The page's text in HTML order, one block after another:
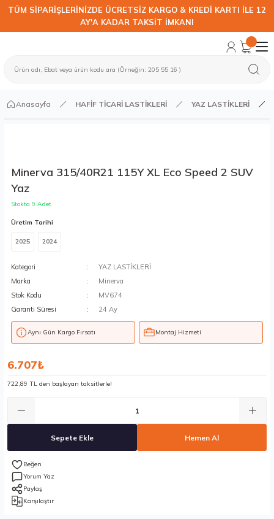
TÜM SİPARİŞLERİNİZDE ÜCRETSİZ KARGO & KREDİ KARTI İLE 12
AY'A KADAR TAKSİT İMKANI
Anasayfa HAFİF TİCARİ LASTİKLERİ YAZ LASTİKLERİ
Minerva 315/40R21 115Y XL Eco Speed 2 SUV
Yaz
Stokta 9 Adet
Üretim Tarihi
2025 2024
Kategori
YAZ LASTİKLERİ
Marka
Minerva
Stok Kodu
MV674
Garanti Süresi
24 Ay
Aynı Gün Kargo Fırsatı Montaj Hizmeti
6.707₺
722,89 TL den başlayan taksitlerle!
Sepete Ekle Hemen Al
Yorum Yaz
Paylaş
Karşılaştır